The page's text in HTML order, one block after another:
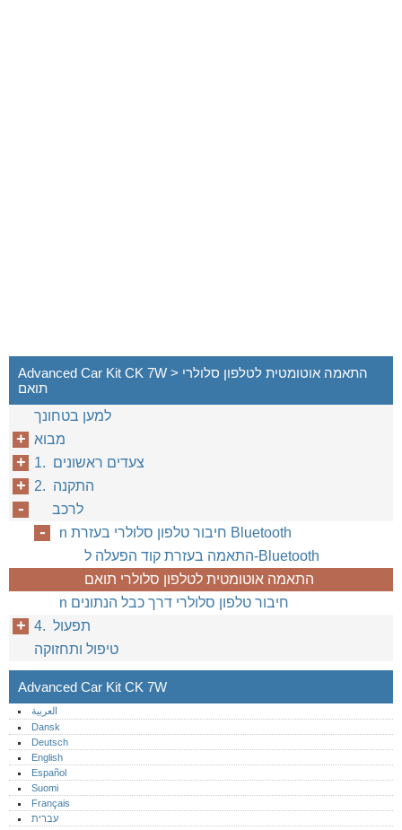
Advanced Car Kit CK 7W > התאמה אוטומטית לטלפון סלולרי
תואם
למען בטחונך
מבוא
1. צעדים ראשונים
2. התקנה
לרכב
n חיבור טלפון סלולרי בעזרת Bluetooth
התאמה בעזרת קוד הפעלה ל-Bluetooth
התאמה אוטומטית לטלפון סלולרי תואם
n חיבור טלפון סלולרי דרך כבל הנתונים
4. תפעול
טיפול ותחזוקה
Advanced Car Kit CK 7W
العربية
Dansk
Deutsch
English
Español
Suomi
Français
עברית